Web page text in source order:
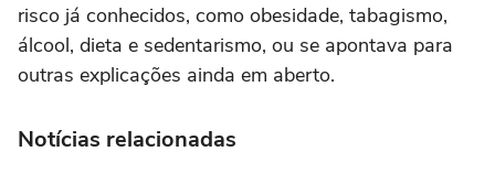
risco já conhecidos, como obesidade, tabagismo,
álcool, dieta e sedentarismo, ou se apontava para
outras explicações ainda em aberto.
Notícias relacionadas